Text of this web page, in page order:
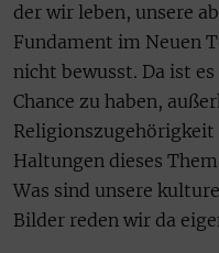
der wir leben, unsere
Fundament im Neuen
nicht bewusst. Da ist
Chance zu haben,
Haltungen dieses
Was sind unsere
Bilder reden wir da